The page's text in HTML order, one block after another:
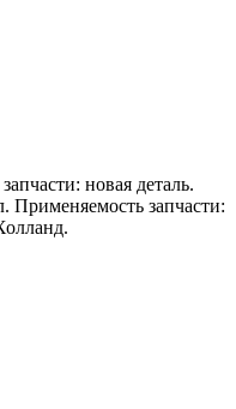
новая деталь.
Применяемость запчасти: